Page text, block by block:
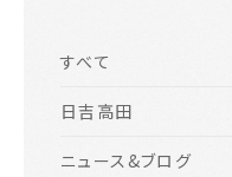
すべて
日吉高田
ニュース&ブログ